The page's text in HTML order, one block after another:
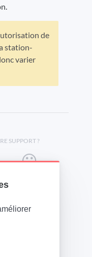
de
station-
varier
SUPPORT ?